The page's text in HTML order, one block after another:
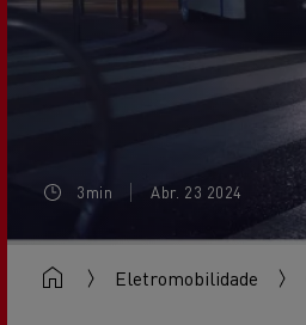
3min Abr. 23 2024
Eletromobilidade